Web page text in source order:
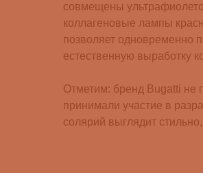
совмещены
коллагеновые лампы
позволяет одновременно
естественную выработку
Отметим: бренд Bugatti не
принимали участие в
солярий выглядит